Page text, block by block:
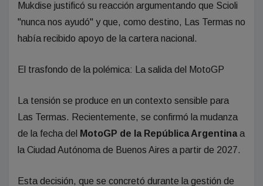
Mukdise justificó su reacción argumentando que Scioli
"nunca nos ayudó" y que, como destino, Las Termas no
había recibido apoyo de la cartera nacional.
El trasfondo de la polémica: La salida del MotoGP
La tensión se produce en un contexto sensible para
Las Termas. Recientemente, se confirmó la mudanza
de la fecha del
MotoGP de la República Argentinaa
la Ciudad Autónoma de Buenos Aires a partir de 2027.
Esta decisión, que se concretó durante la gestión de